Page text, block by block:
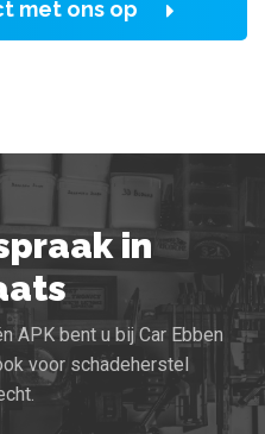
met ons op
in
APK bent u bij Car Ebben
voor schadeherstel